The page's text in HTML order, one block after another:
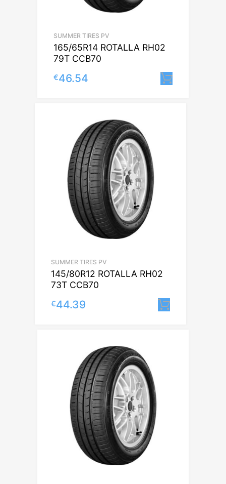
SUMMER TIRES PV
165/65R14 ROTALLA RH02
79T CCB70
€46.54
SUMMER TIRES PV
145/80R12 ROTALLA RH02
73T CCB70
€44.39